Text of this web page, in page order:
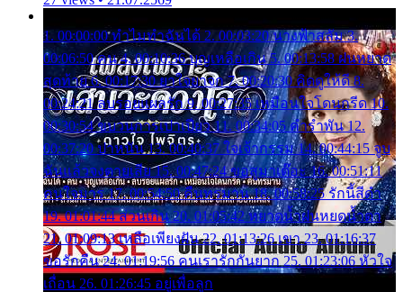
1. 00:00:00 ทำไมทำฉันได้ 2. 00:03:20 นางฟ้าสลัม 3.
00:06:50 คน 4. 00:10:36 บุญเหลือเกิน 5. 00:13:58 ฝนหยาด
สุดท้าย 6. 00:17:30 ยาใจยาจก 7. 00:20:30 คิดดูให้ดี 8.
00:24:21 ลบรอยแผลรัก 9. 00:27:35 เหมือนใจโดนกรีด 10.
00:30:54 ขบวนการเปาเปียว 11. 00:34:05 คำรำพัน 12.
00:37:20 ปาหนัน 13. 00:40:37 ใจเจ้ากรรม 14. 00:44:15 จูบ
ฉันแล้วจงตายเสีย 15. 00:47:24 ขอสูมาเต๊อะ 16. 00:51:11
คนใจมาร 17. 00:54:50 คืนทรมาน 18. 00:58:25 รักนี้สีดำ
19. 01:01:44 ส่วนเกิน 20. 01:05:42 หยาดน้ำฝนหยดน้ำตา
21. 01:09:13 เหลือเพียงฝัน 22. 01:13:26 เขา 23. 01:16:37
ขอรักคืน 24. 01:19:56 คนเรารักกันยาก 25. 01:23:06 หัวใจ
เถื่อน 26. 01:26:45 อยู่เพื่อลูก